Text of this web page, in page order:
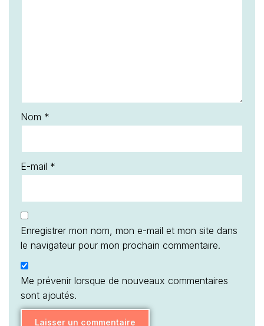
Nom *
E-mail *
Enregistrer mon nom, mon e-mail et mon site dans
le navigateur pour mon prochain commentaire.
Me prévenir lorsque de nouveaux commentaires
sont ajoutés.